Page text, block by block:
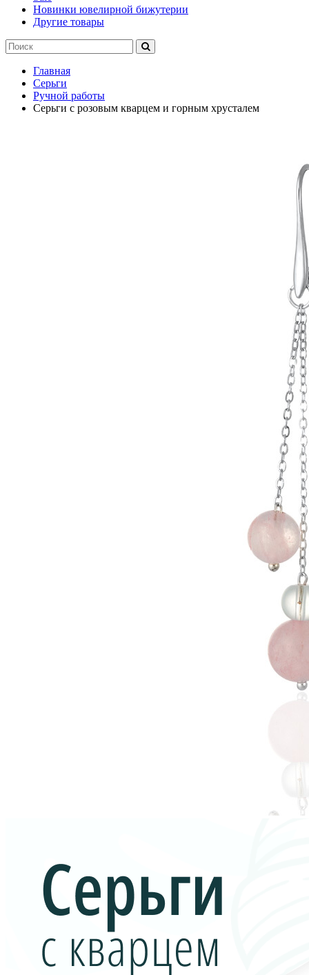
Новинки ювелирной бижутерии
Другие товары
Главная
Серьги
Ручной работы
Серьги с розовым кварцем и горным хрусталем